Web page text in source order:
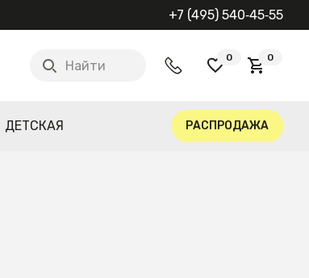
+7 (495) 540‑45‑55
Найти
0 0
ДЕТСКАЯ РАСПРОДАЖА